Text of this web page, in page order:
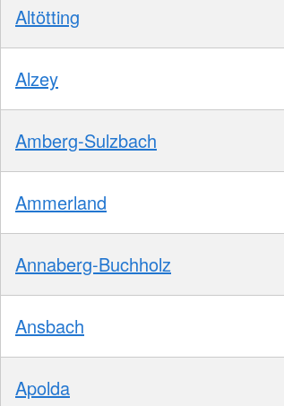
Altötting
Alzey
Amberg-Sulzbach
Ammerland
Annaberg-Buchholz
Ansbach
Apolda